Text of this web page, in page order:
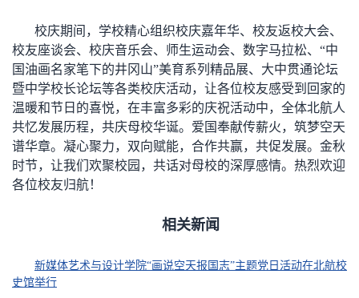
校庆期间，学校精心组织校庆嘉年华、校友返校大会、
校友座谈会、校庆音乐会、师生运动会、数字马拉松、“中
国油画名家笔下的井冈山”美育系列精品展、大中贯通论坛
暨中学校长论坛等各类校庆活动，让各位校友感受到回家的
温暖和节日的喜悦，在丰富多彩的庆祝活动中，全体北航人
共忆发展历程，共庆母校华诞。爱国奉献传薪火，筑梦空天
谱华章。凝心聚力，双向赋能，合作共赢，共促发展。金秋
时节，让我们欢聚校园，共话对母校的深厚感情。热烈欢迎
各位校友归航！
相关新闻
新媒体艺术与设计学院“画说空天报国志”主题党日活动在北航校
史馆举行